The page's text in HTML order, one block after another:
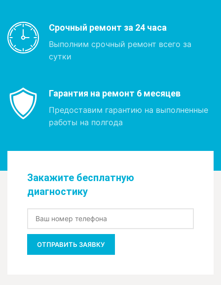
Срочный ремонт за 24 часа
Выполним срочный ремонт всего за
сутки
Гарантия на ремонт 6 месяцев
Предоставим гарантию на выполненные
работы на полгода
Закажите бесплатную
диагностику